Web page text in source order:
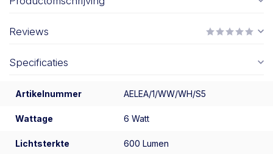
Reviews
Specificaties
Artikelnummer AELEA/1/WW/WH/S5
Wattage 6 Watt
Lichtsterkte 600 Lumen